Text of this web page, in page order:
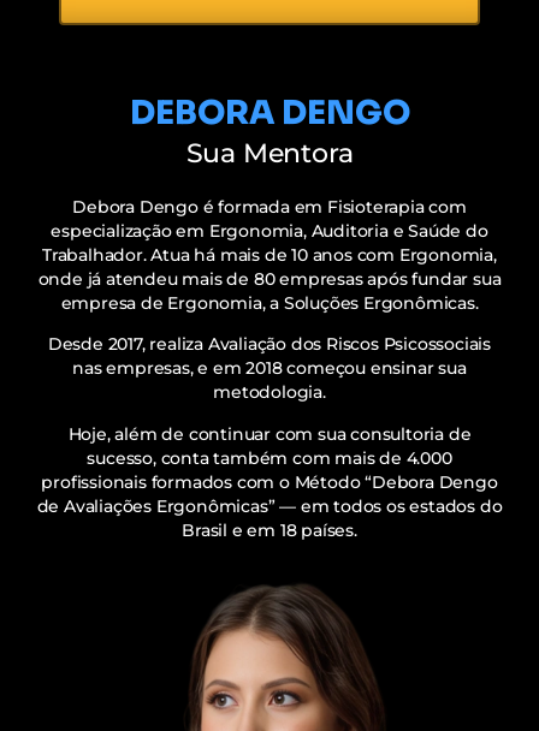
DEBORA DENGO
Sua Mentora
Debora Dengo é formada em Fisioterapia com
especialização em Ergonomia, Auditoria e Saúde do
Trabalhador. Atua há mais de 10 anos com Ergonomia,
onde já atendeu mais de 80 empresas após fundar sua
empresa de Ergonomia, a Soluções Ergonômicas.
Desde 2017, realiza Avaliação dos Riscos Psicossociais
nas empresas, e em 2018 começou ensinar sua
metodologia.
Hoje, além de continuar com sua consultoria de
sucesso, conta também com mais de 4.000
profissionais formados com o Método “Debora Dengo
de Avaliações Ergonômicas” — em todos os estados do
Brasil e em 18 países.